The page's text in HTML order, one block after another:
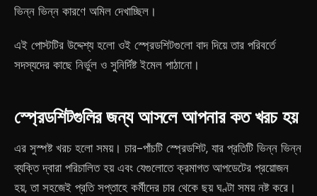
ভিন্ন ভিন্ন কারণে অমিল দেখাচ্ছিল।
এই পোস্টটির উদ্দেশ্য হলো ওই স্প্রেডশিটগুলো বাদ দিয়ে তার পরিবর্তে
সদস্যদের কাছে নির্ভুল ও সুনির্দিষ্ট ইমেল পাঠানো।
স্প্রেডশিটগুলির জন্য আসলে আপনার কত খরচ হয়
এর সুস্পষ্ট খরচ হলো সময়। চার-পাঁচটি স্প্রেডশিট, যার প্রতিটি ভিন্ন ভিন্ন
ব্যক্তি দ্বারা পরিচালিত হয় এবং যেগুলোতে ক্রমাগত আপডেটের প্রয়োজন
হয়, তা সহজেই প্রতি সপ্তাহে কর্মীদের চার থেকে ছয় ঘণ্টা সময় নষ্ট করে।